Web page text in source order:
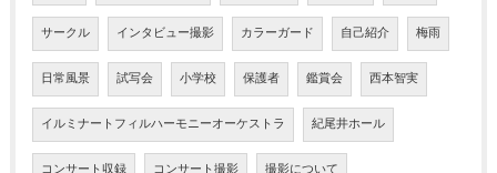
サークル インタビュー撮影 カラーガード 自己紹介 梅雨
日常風景 試写会 小学校 保護者 鑑賞会 西本智実
イルミナートフィルハーモニーオーケストラ 紀尾井ホール